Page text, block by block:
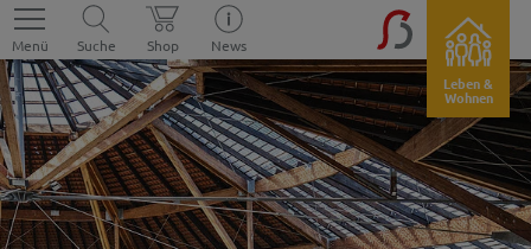
Menü Suche Shop
News
Leben &
Wohnen